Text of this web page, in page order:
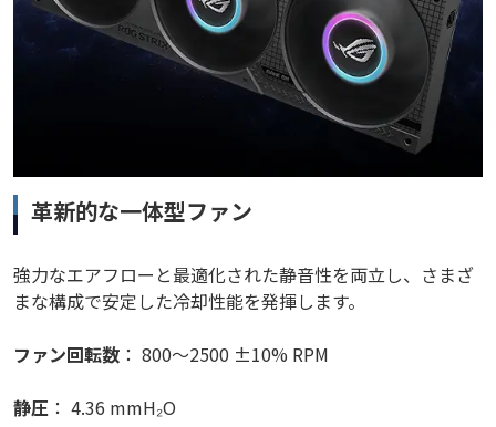
革新的な一体型ファン
強力なエアフローと最適化された静音性を両立し、さまざ
まな構成で安定した冷却性能を発揮します。
ファン回転数 ： 800～2500 ±10% RPM
静圧 ： 4.36 mmH₂O